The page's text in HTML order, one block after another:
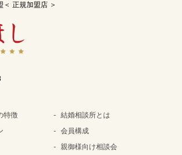
正規加盟店 ＞
特徴
結婚相談所とは
会員構成
親御様向け相談会